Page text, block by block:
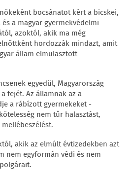
bocsánatot kért a bicskei,
a magyar gyermekvédelmi
azoktól, akik ma még
hordozzák mindazt, amit
állam elmulasztott
egyedül, Magyarország
fejét. Az államnak az a
a rábízott gyermekeket -
nem tűr halasztást,
akik az elmúlt évtizedekben azt
nem egyformán védi és nem